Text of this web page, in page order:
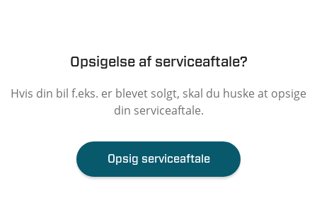
Opsigelse af serviceaftale?
Hvis din bil f.eks. er blevet solgt, skal du huske at opsige
din serviceaftale.
Opsig serviceaftale